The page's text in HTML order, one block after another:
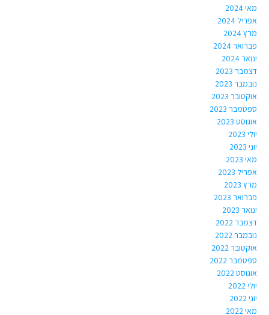
מאי 2024
אפריל 2024
מרץ 2024
פברואר 2024
ינואר 2024
דצמבר 2023
נובמבר 2023
אוקטובר 2023
ספטמבר 2023
אוגוסט 2023
יולי 2023
יוני 2023
מאי 2023
אפריל 2023
מרץ 2023
פברואר 2023
ינואר 2023
דצמבר 2022
נובמבר 2022
אוקטובר 2022
ספטמבר 2022
אוגוסט 2022
יולי 2022
יוני 2022
מאי 2022